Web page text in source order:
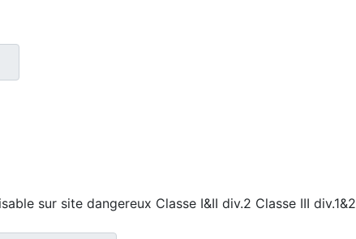
sur site dangereux Classe I&II div.2 Classe III div.1&2